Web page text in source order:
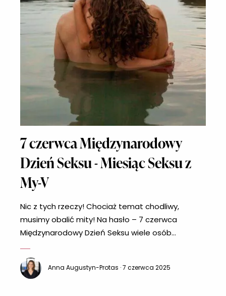
7 czerwca Międzynarodowy
Dzień Seksu - Miesiąc Seksu z
My-V
Nic z tych rzeczy! Chociaż temat chodliwy,
musimy obalić mity! Na hasło – 7 czerwca
Międzynarodowy Dzień Seksu wiele osób
przechodzą ciarki. Można słyszeć głosy, że 7
czerwca powinien być wolny od pracy w celach
prokreacyjnych. Uwaga! Pewnie zawiedziemy
Anna Augustyn-Protas · 7 czerwca 2025